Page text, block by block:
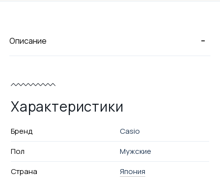
-
Описание
Характеристики
Бренд
Casio
Пол
Мужские
Страна
Япония